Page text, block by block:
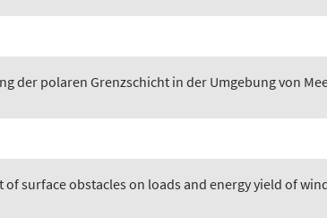
der polaren Grenzschicht in der Umgebung von
of surface obstacles on loads and energy yield of